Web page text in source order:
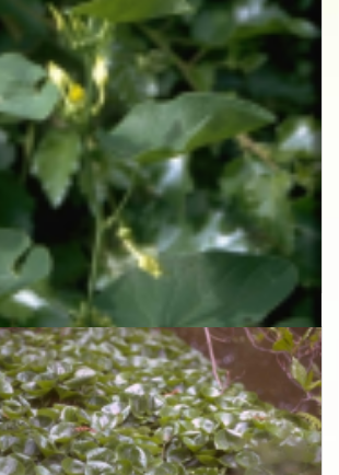
Pijpbloem
Aristolochia clematitis